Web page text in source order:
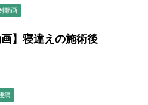
動画
画】寝違えの施術後
痛